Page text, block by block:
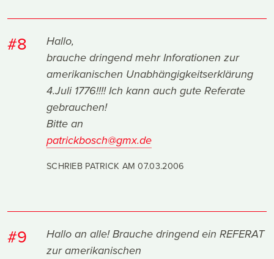
#8
Hallo,
brauche dringend mehr Inforationen zur
amerikanischen Unabhängigkeitserklärung
4.Juli 1776!!!! Ich kann auch gute Referate
gebrauchen!
Bitte an
patrickbosch@gmx.de
SCHRIEB PATRICK AM07.03.2006
#9
Hallo an alle! Brauche dringend ein REFERAT
zur amerikanischen